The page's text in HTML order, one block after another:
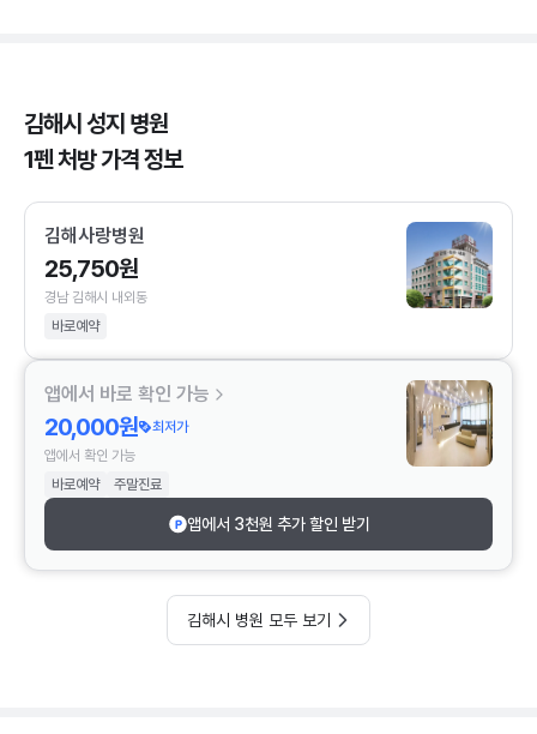
김해시 성지 병원
1펜 처방 가격 정보
김해사랑병원
25,750원
경남 김해시 내외동
바로예약
앱에서 바로 확인 가능
20,000원
최저가
앱에서 확인 가능
바로예약
주말진료
앱에서 3천원 추가 할인 받기
김해시 병원 모두 보기